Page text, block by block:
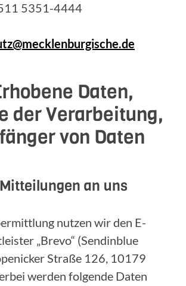
5351-4444
Daten,
der Verarbeitung,
von Daten
an uns
nutzen wir den E-
„Brevo“ (Sendinblue
Straße 126, 10179
werden folgende Daten